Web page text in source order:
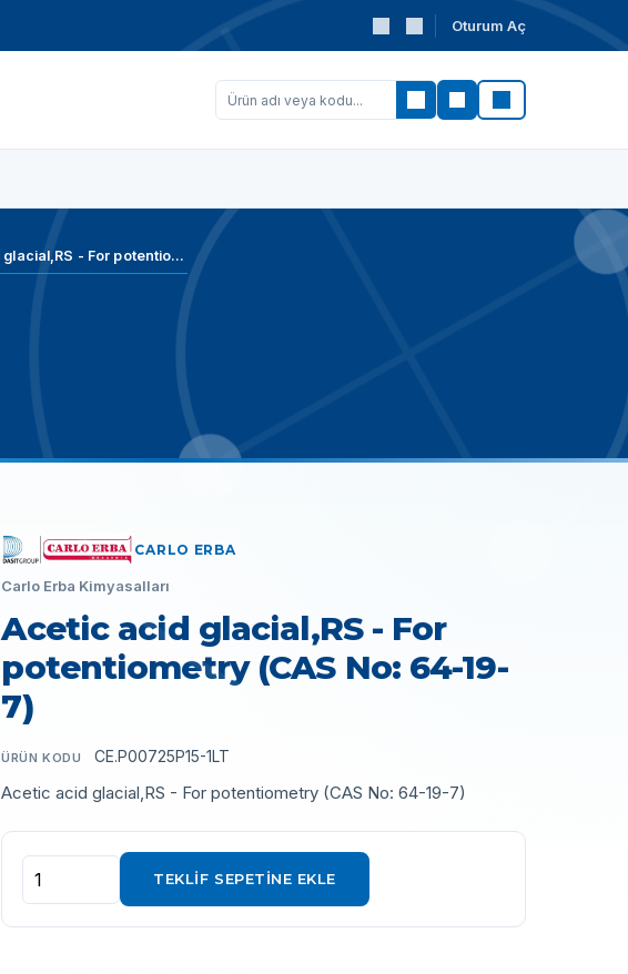
Oturum Aç
Ara
Acetic acid glacial,RS - For potentiometry (CAS No: 64-19-7)
CARLO ERBA
Carlo Erba Kimyasalları
Acetic acid glacial,RS - For
potentiometry (CAS No: 64-19-
7)
ÜRÜN KODU CE.P00725P15-1LT
Acetic acid glacial,RS - For potentiometry (CAS No: 64-19-7)
TEKLIF SEPETINE EKLE